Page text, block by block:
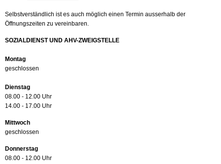
Selbstverständlich ist es auch möglich einen Termin ausserhalb der
Öffnungszeiten zu vereinbaren.
SOZIALDIENST UND AHV-ZWEIGSTELLE
Montag
geschlossen
Dienstag
08.00 - 12.00 Uhr
14.00 - 17.00 Uhr
Mittwoch
geschlossen
Donnerstag
08.00 - 12.00 Uhr